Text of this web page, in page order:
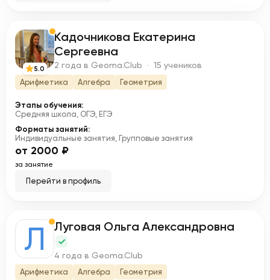
К
5.0
Кадочникова Екатерина
Сергеевна
2 года в Geoma.Club · 15 учеников
Арифметика Алгебра Геометрия
Этапы обучения:
Средняя школа, ОГЭ, ЕГЭ
Форматы занятий:
Индивидуальные занятия, Групповые занятия
от 2000 ₽
за занятие
Перейти в профиль
Л Луговая Ольга Александровна
4 года в Geoma.Club
Арифметика Алгебра
Геометрия